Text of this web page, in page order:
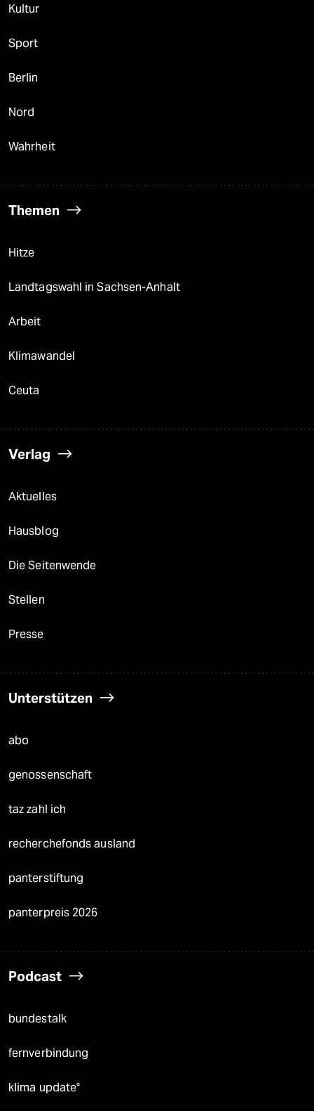
Kultur
Sport
Berlin
Nord
Wahrheit
Themen
Hitze
Landtagswahl in Sachsen-Anhalt
Arbeit
Klimawandel
Ceuta
Verlag
Aktuelles
Hausblog
Die Seitenwende
Stellen
Presse
Unterstützen
abo
genossenschaft
taz zahl ich
recherchefonds ausland
panterstiftung
panterpreis 2026
Podcast
bundestalk
fernverbindung
klima update°